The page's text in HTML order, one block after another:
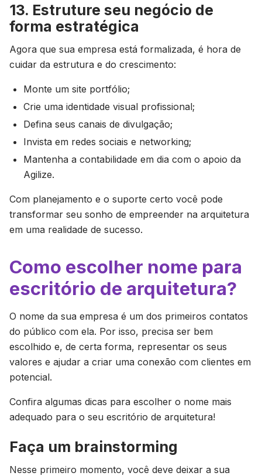
13. Estruture seu negócio de
forma estratégica
Agora que sua empresa está formalizada, é hora de
cuidar da estrutura e do crescimento:
Monte um site portfólio;
Crie uma identidade visual profissional;
Defina seus canais de divulgação;
Invista em redes sociais e networking;
Mantenha a contabilidade em dia com o apoio da
Agilize.
Com planejamento e o suporte certo você pode
transformar seu sonho de empreender na arquitetura
em uma realidade de sucesso.
Como escolher nome para
escritório de arquitetura?
O nome da sua empresa é um dos primeiros contatos
do público com ela. Por isso, precisa ser bem
escolhido e, de certa forma, representar os seus
valores e ajudar a criar uma conexão com clientes em
potencial.
Confira algumas dicas para escolher o nome mais
adequado para o seu escritório de arquitetura!
Faça um brainstorming
Nesse primeiro momento, você deve deixar a sua